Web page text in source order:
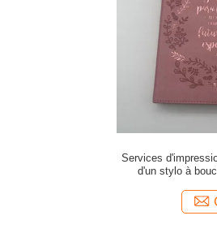
Services
d'un stylo à